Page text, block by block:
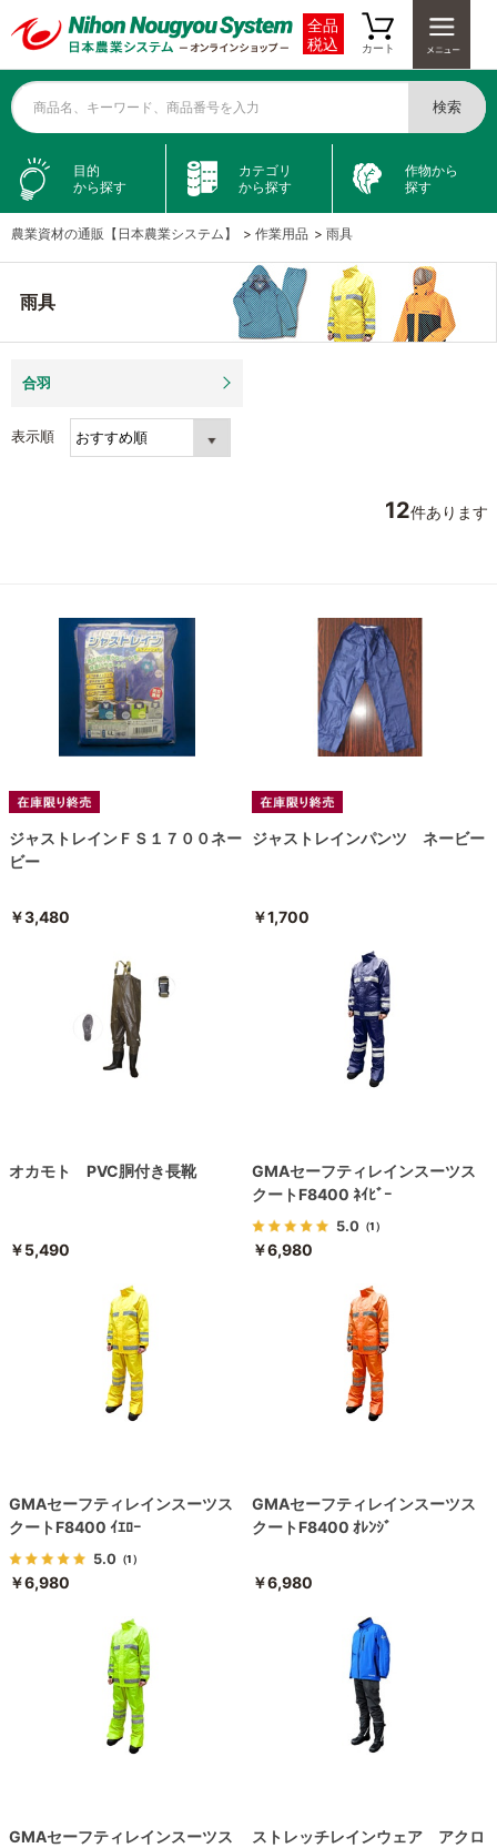
全品
税込
カート
商品名、キーワード、商品番号を入力 検索
目的
から探す
カテゴリ
から探す
作物から
探す
農業資材の通販【日本農業システム】 > 作業用品 > 雨具
雨具
合羽
表示順
12件あります
ジャストレインＦＳ１７００ネー
ビー
￥3,480
ジャストレインパンツ ネービー
￥1,700
オカモト PVC胴付き長靴
￥5,490
GMAセーフティレインスーツス
クートF8400 ﾈｲﾋﾞｰ
5.0 （1）
￥6,980
GMAセーフティレインスーツス
クートF8400 ｲｴﾛｰ
5.0 （1）
￥6,980
GMAセーフティレインスーツス
クートF8400 ｵﾚﾝｼﾞ
￥6,980
GMAセーフティレインスーツス
ストレッチレインウェア アクロ